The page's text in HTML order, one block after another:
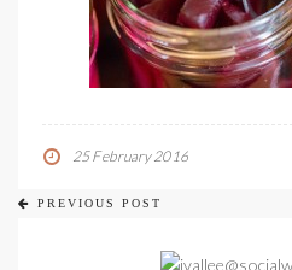
25 February 2016
PREVIOUS POST